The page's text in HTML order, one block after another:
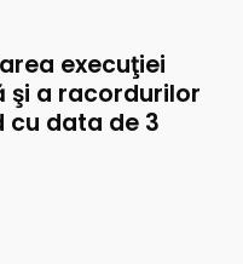
execuţiei
şi a racordurilor
cu data de 3